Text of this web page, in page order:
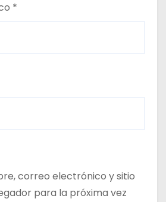
*
correo electrónico y sitio
para la próxima vez